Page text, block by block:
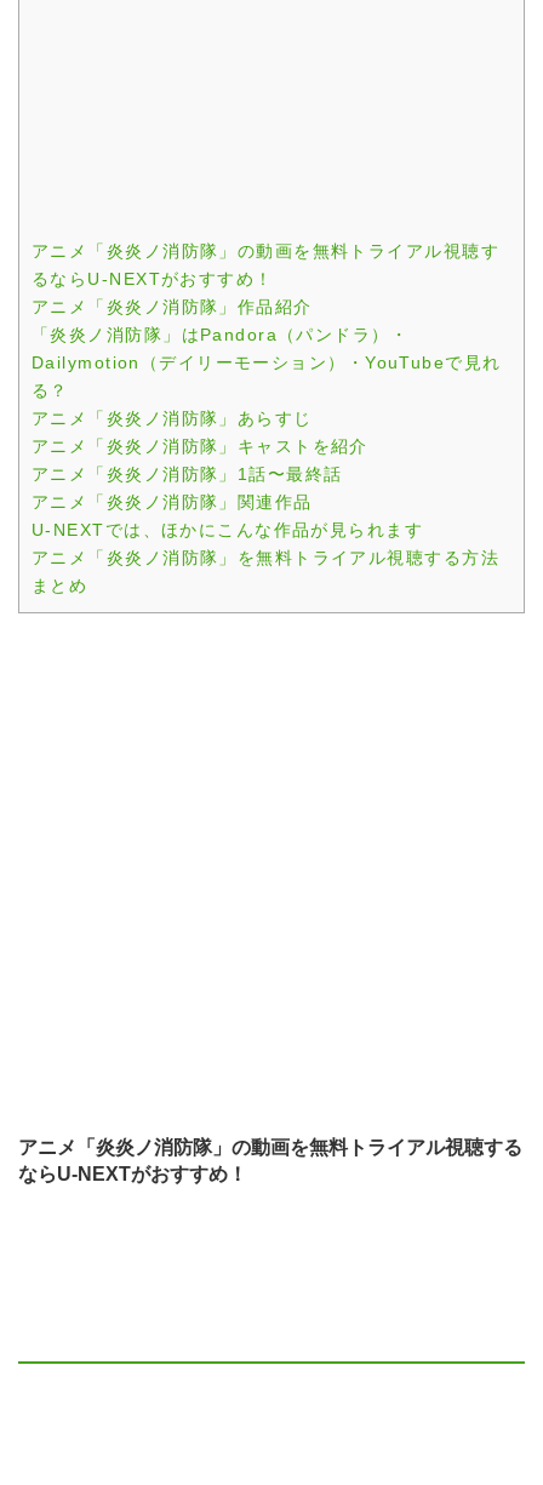
アニメ「炎炎ノ消防隊」の動画を無料トライアル視聴す
るならU-NEXTがおすすめ！
アニメ「炎炎ノ消防隊」作品紹介
「炎炎ノ消防隊」はPandora（パンドラ）・
Dailymotion（デイリーモーション）・YouTubeで見れ
る？
アニメ「炎炎ノ消防隊」あらすじ
アニメ「炎炎ノ消防隊」キャストを紹介
アニメ「炎炎ノ消防隊」1話〜最終話
アニメ「炎炎ノ消防隊」関連作品
U-NEXTでは、ほかにこんな作品が見られます
アニメ「炎炎ノ消防隊」を無料トライアル視聴する方法
まとめ
アニメ「炎炎ノ消防隊」の動画を無料トライアル視聴する
ならU-NEXTがおすすめ！